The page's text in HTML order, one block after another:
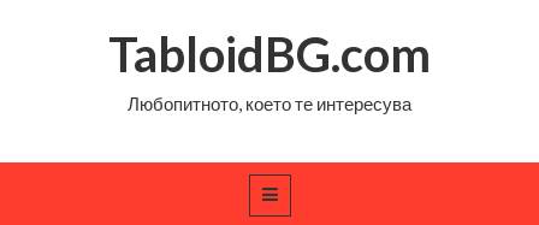
TabloidBG.com
Любопитното, което те интересува